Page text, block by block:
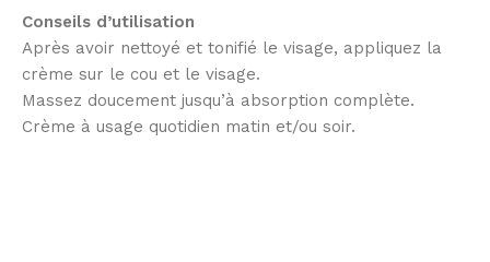
Conseils d’utilisation
Après avoir nettoyé et tonifié le visage, appliquez la
crème sur le cou et le visage.
Massez doucement jusqu’à absorption complète.
Crème à usage quotidien matin et/ou soir.